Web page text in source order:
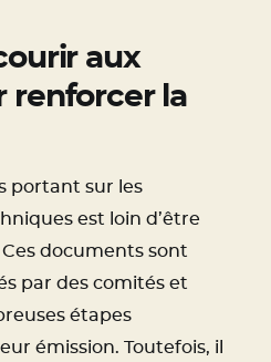
aux
renforcer la
portant sur les
est loin d’être
documents sont
par des comités et
étapes
émission. Toutefois, il